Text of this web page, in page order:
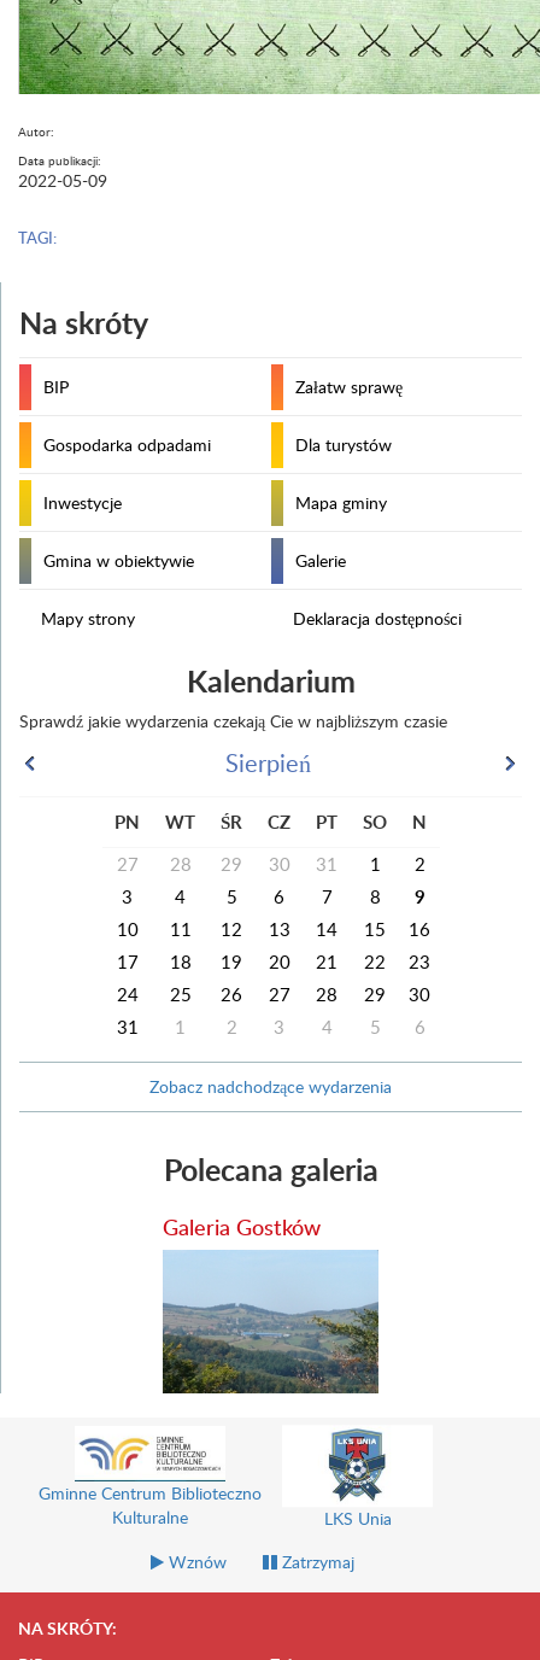
Autor:
Data publikacji:
2022-05-09
TAGI:
Na skróty
BIP Załatw sprawę
Gospodarka odpadami Dla turystów
Inwestycje Mapa gminy
Gmina w obiektywie Galerie
Mapy strony Deklaracja dostępności
Kalendarium
Sprawdź jakie wydarzenia czekają Cie w najbliższym czasie
Sierpień
PN WT ŚR CZ PT SO N
27 28 29 30 31 1
2
3
4 5 6 7 8 9
10 11 12 13 14 15
16
17
18 19 20 21 22
23
24
25 26 27 28 29
30
31
1 2 3 4 5 6
Zobacz nadchodzące wydarzenia
Polecana galeria
Galeria Gostków
Gminne Centrum Biblioteczno
Kulturalne
LKS Unia
Wznów
Zatrzymaj
NA SKRÓTY: